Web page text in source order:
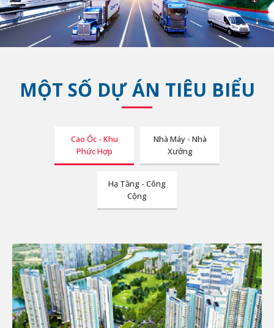
MỘT SỐ DỰ ÁN TIÊU BIỂU
Cao Ốc - Khu
Phức Hợp
Nhà Máy - Nhà
Xưởng
Hạ Tầng - Công
Cộng